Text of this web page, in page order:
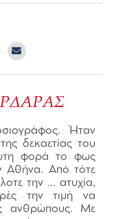
Ήταν
δεκαετίας του
φορά το φως
Αθήνα. Από τότε
την … ατυχία,
την τιμή να
ανθρώπους. Με